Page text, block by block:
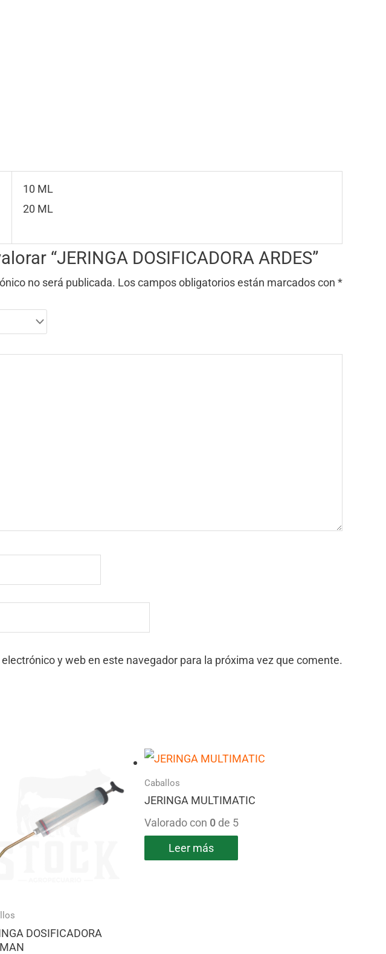
10 ML
20 ML
“JERINGA DOSIFICADORA ARDES”
no será publicada. Los campos obligatorios están marcados con *
y web en este navegador para la próxima vez que comente.
DOSIFICADORA
Caballos
JERINGA MULTIMATIC
Valorado con 0 de 5
Leer más